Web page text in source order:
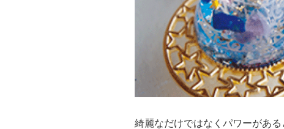
綺麗なだけではなくパワーがあ